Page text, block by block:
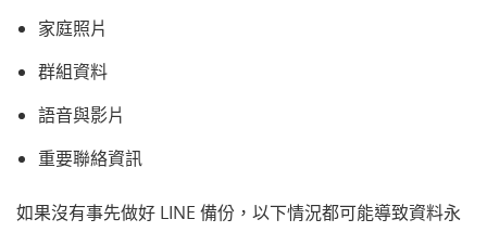
家庭照片
群組資料
語音與影片
重要聯絡資訊
如果沒有事先做好 LINE 備份，以下情況都可能導致資料永